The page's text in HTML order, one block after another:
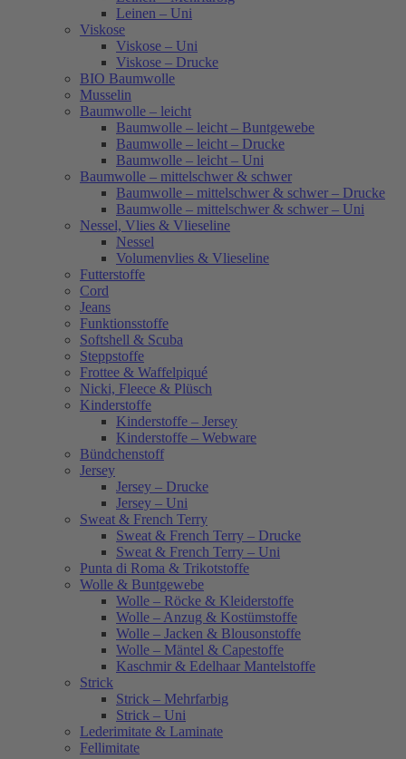
Leinen – Uni
Viskose
Viskose – Uni
Viskose – Drucke
BIO Baumwolle
Musselin
Baumwolle – leicht
Baumwolle – leicht – Buntgewebe
Baumwolle – leicht – Drucke
Baumwolle – leicht – Uni
Baumwolle – mittelschwer & schwer
Baumwolle – mittelschwer & schwer – Drucke
Baumwolle – mittelschwer & schwer – Uni
Nessel, Vlies & Vlieseline
Nessel
Volumenvlies & Vlieseline
Futterstoffe
Cord
Jeans
Funktionsstoffe
Softshell & Scuba
Steppstoffe
Frottee & Waffelpiqué
Nicki, Fleece & Plüsch
Kinderstoffe
Kinderstoffe – Jersey
Kinderstoffe – Webware
Bündchenstoff
Jersey
Jersey – Drucke
Jersey – Uni
Sweat & French Terry
Sweat & French Terry – Drucke
Sweat & French Terry – Uni
Punta di Roma & Trikotstoffe
Wolle & Buntgewebe
Wolle – Röcke & Kleiderstoffe
Wolle – Anzug & Kostümstoffe
Wolle – Jacken & Blousonstoffe
Wolle – Mäntel & Capestoffe
Kaschmir & Edelhaar Mantelstoffe
Strick
Strick – Mehrfarbig
Strick – Uni
Lederimitate & Laminate
Fellimitate